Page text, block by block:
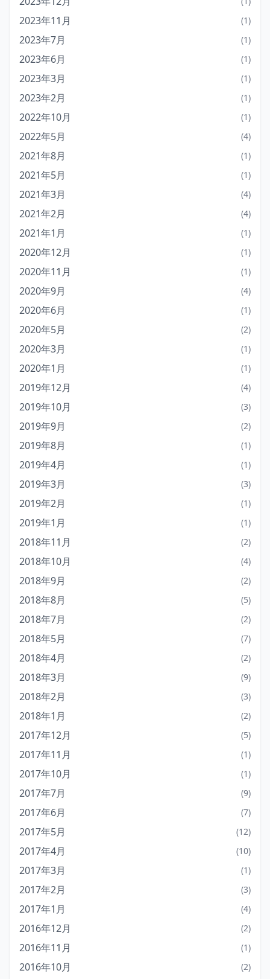
2023年11月 (1)
2023年7月 (1)
2023年6月 (1)
2023年3月 (1)
2023年2月 (1)
2022年10月 (1)
2022年5月 (4)
2021年8月 (1)
2021年5月 (1)
2021年3月 (4)
2021年2月 (4)
2021年1月 (1)
2020年12月 (1)
2020年11月 (1)
2020年9月 (4)
2020年6月 (1)
2020年5月 (2)
2020年3月 (1)
2020年1月 (1)
2019年12月 (4)
2019年10月 (3)
2019年9月 (2)
2019年8月 (1)
2019年4月 (1)
2019年3月 (3)
2019年2月 (1)
2019年1月 (1)
2018年11月 (2)
2018年10月 (4)
2018年9月 (2)
2018年8月 (5)
2018年7月 (2)
2018年5月 (7)
2018年4月 (2)
2018年3月 (9)
2018年2月 (3)
2018年1月 (2)
2017年12月 (5)
2017年11月 (1)
2017年10月 (1)
2017年7月 (9)
2017年6月 (7)
2017年5月 (12)
2017年4月 (10)
2017年3月 (1)
2017年2月 (3)
2017年1月 (4)
2016年12月 (2)
2016年11月 (1)
2016年10月 (2)